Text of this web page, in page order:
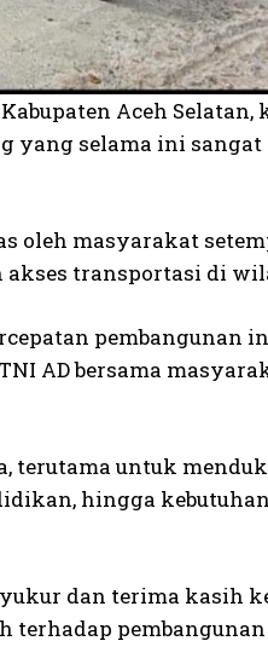
Aceh
yang selama ini
oleh masyarakat
transportasi di
AD bersama
terutama untuk
hingga
dan terima kasih
terhadap